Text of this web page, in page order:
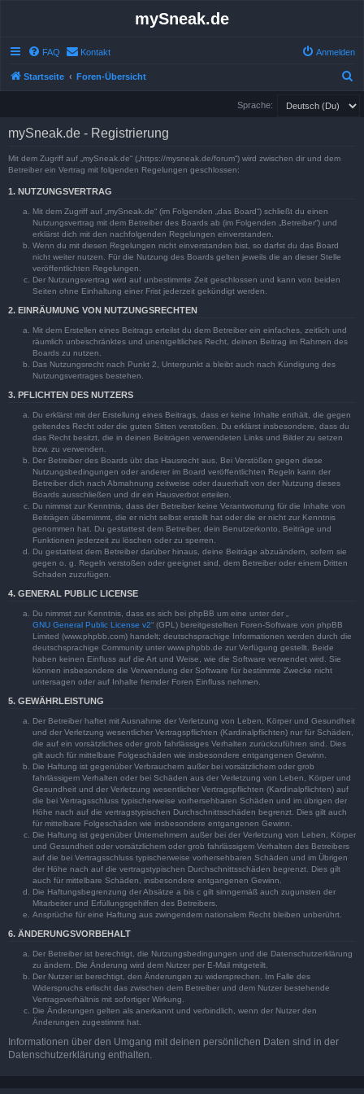
mySneak.de
FAQ Kontakt Anmelden
Startseite Foren-Übersicht
Sprache:
mySneak.de - Registrierung
Mit dem Zugriff auf „mySneak.de“ („https://mysneak.de/forum“) wird zwischen dir und dem
Betreiber ein Vertrag mit folgenden Regelungen geschlossen:
1. NUTZUNGSVERTRAG
Mit dem Zugriff auf „mySneak.de“ (im Folgenden „das Board“) schließt du einen
Nutzungsvertrag mit dem Betreiber des Boards ab (im Folgenden „Betreiber“) und
erklärst dich mit den nachfolgenden Regelungen einverstanden.
Wenn du mit diesen Regelungen nicht einverstanden bist, so darfst du das Board
nicht weiter nutzen. Für die Nutzung des Boards gelten jeweils die an dieser Stelle
veröffentlichten Regelungen.
Der Nutzungsvertrag wird auf unbestimmte Zeit geschlossen und kann von beiden
Seiten ohne Einhaltung einer Frist jederzeit gekündigt werden.
2. EINRÄUMUNG VON NUTZUNGSRECHTEN
Mit dem Erstellen eines Beitrags erteilst du dem Betreiber ein einfaches, zeitlich und
räumlich unbeschränktes und unentgeltliches Recht, deinen Beitrag im Rahmen des
Boards zu nutzen.
Das Nutzungsrecht nach Punkt 2, Unterpunkt a bleibt auch nach Kündigung des
Nutzungsvertrages bestehen.
3. PFLICHTEN DES NUTZERS
Du erklärst mit der Erstellung eines Beitrags, dass er keine Inhalte enthält, die gegen
geltendes Recht oder die guten Sitten verstoßen. Du erklärst insbesondere, dass du
das Recht besitzt, die in deinen Beiträgen verwendeten Links und Bilder zu setzen
bzw. zu verwenden.
Der Betreiber des Boards übt das Hausrecht aus. Bei Verstößen gegen diese
Nutzungsbedingungen oder anderer im Board veröffentlichten Regeln kann der
Betreiber dich nach Abmahnung zeitweise oder dauerhaft von der Nutzung dieses
Boards ausschließen und dir ein Hausverbot erteilen.
Du nimmst zur Kenntnis, dass der Betreiber keine Verantwortung für die Inhalte von
Beiträgen übernimmt, die er nicht selbst erstellt hat oder die er nicht zur Kenntnis
genommen hat. Du gestattest dem Betreiber, dein Benutzerkonto, Beiträge und
Funktionen jederzeit zu löschen oder zu sperren.
Du gestattest dem Betreiber darüber hinaus, deine Beiträge abzuändern, sofern sie
gegen o. g. Regeln verstoßen oder geeignet sind, dem Betreiber oder einem Dritten
Schaden zuzufügen.
4. GENERAL PUBLIC LICENSE
Du nimmst zur Kenntnis, dass es sich bei phpBB um eine unter der „
GNU General Public License v2“ (GPL) bereitgestellten Foren-Software von phpBB
Limited (www.phpbb.com) handelt; deutschsprachige Informationen werden durch die
deutschsprachige Community unter www.phpbb.de zur Verfügung gestellt. Beide
haben keinen Einfluss auf die Art und Weise, wie die Software verwendet wird. Sie
können insbesondere die Verwendung der Software für bestimmte Zwecke nicht
untersagen oder auf Inhalte fremder Foren Einfluss nehmen.
5. GEWÄHRLEISTUNG
Der Betreiber haftet mit Ausnahme der Verletzung von Leben, Körper und Gesundheit
und der Verletzung wesentlicher Vertragspflichten (Kardinalpflichten) nur für Schäden,
die auf ein vorsätzliches oder grob fahrlässiges Verhalten zurückzuführen sind. Dies
gilt auch für mittelbare Folgeschäden wie insbesondere entgangenen Gewinn.
Die Haftung ist gegenüber Verbrauchern außer bei vorsätzlichem oder grob
fahrlässigem Verhalten oder bei Schäden aus der Verletzung von Leben, Körper und
Gesundheit und der Verletzung wesentlicher Vertragspflichten (Kardinalpflichten) auf
die bei Vertragsschluss typischerweise vorhersehbaren Schäden und im übrigen der
Höhe nach auf die vertragstypischen Durchschnittsschäden begrenzt. Dies gilt auch
für mittelbare Folgeschäden wie insbesondere entgangenen Gewinn.
Die Haftung ist gegenüber Unternehmern außer bei der Verletzung von Leben, Körper
und Gesundheit oder vorsätzlichem oder grob fahrlässigem Verhalten des Betreibers
auf die bei Vertragsschluss typischerweise vorhersehbaren Schäden und im Übrigen
der Höhe nach auf die vertragstypischen Durchschnittsschäden begrenzt. Dies gilt
auch für mittelbare Schäden, insbesondere entgangenen Gewinn.
Die Haftungsbegrenzung der Absätze a bis c gilt sinngemäß auch zugunsten der
Mitarbeiter und Erfüllungsgehilfen des Betreibers.
Ansprüche für eine Haftung aus zwingendem nationalem Recht bleiben unberührt.
6. ÄNDERUNGSVORBEHALT
Der Betreiber ist berechtigt, die Nutzungsbedingungen und die Datenschutzerklärung
zu ändern. Die Änderung wird dem Nutzer per E-Mail mitgeteilt.
Der Nutzer ist berechtigt, den Änderungen zu widersprechen. Im Falle des
Widerspruchs erlischt das zwischen dem Betreiber und dem Nutzer bestehende
Vertragsverhältnis mit sofortiger Wirkung.
Die Änderungen gelten als anerkannt und verbindlich, wenn der Nutzer den
Änderungen zugestimmt hat.
Informationen über den Umgang mit deinen persönlichen Daten sind in der
Datenschutzerklärung enthalten.